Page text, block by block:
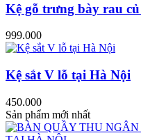
Kệ gỗ trưng bày rau
999.000
Kệ sắt V lỗ tại Hà Nội
450.000
Sản phẩm mới nhất